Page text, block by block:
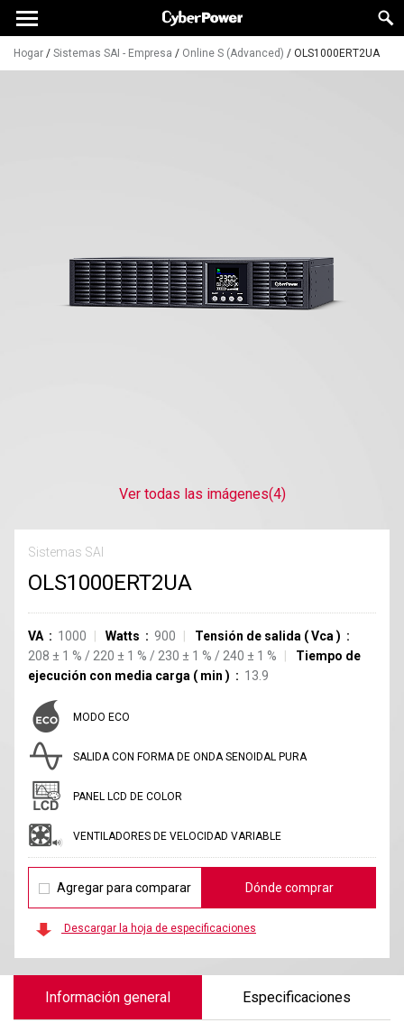
Hogar / Sistemas SAI - Empresa / Online S (Advanced) / OLS1000ERT2UA
Ver todas las imágenes(4)
Sistemas SAI
OLS1000ERT2UA
VA 1000 Watts 900 Tensión de salida (Vca )
208 ± 1 % / 220 ± 1 % / 230 ± 1 % / 240 ± 1 %
Tiempo de
ejecución con media carga ( min ) 13.9
MODO ECO
SALIDA CON FORMA DE ONDA SENOIDAL PURA
PANEL LCD DE COLOR
VENTILADORES DE VELOCIDAD VARIABLE
Agregar para comparar Dónde comprar
Descargar la hoja de especificaciones
Información general Especificaciones